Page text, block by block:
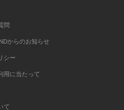
問
からのお知らせ
シー
用に当たって
て